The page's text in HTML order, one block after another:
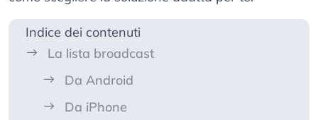
Indice dei contenuti
La lista broadcast
Da Android
Da iPhone